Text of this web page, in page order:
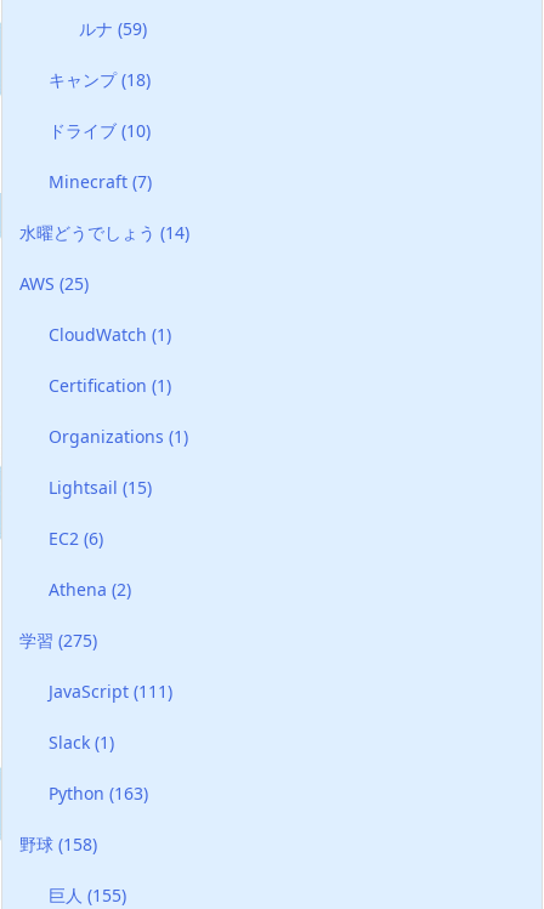
ルナ (59)
キャンプ(18)
ドライブ(10)
Minecraft(7)
水曜どうでしょう (14)
AWS (25)
CloudWatch(1)
Certification(1)
Organizations(1)
Lightsail(15)
EC2(6)
Athena(2)
学習 (275)
JavaScript(111)
Slack(1)
Python(163)
野球 (158)
巨人(155)